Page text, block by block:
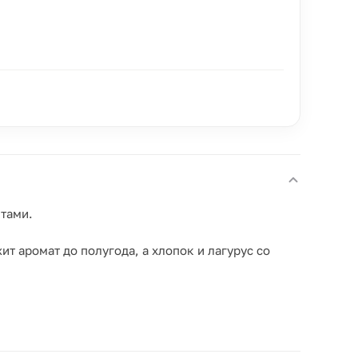
аромат до полугода, а хлопок и лагурус со